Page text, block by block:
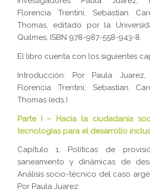
Florencia Trentini, Sebastian
Thomas, editado por la
Quilmes, ISBN 978-987-558-943-8.
El libro cuenta con los siguientes
Introducción. Por Paula Juarez,
Florencia Trentini, Sebastian
Thomas (eds.)
Parte I – Hacia la ciudadanía
tecnologías para el desarrollo
Capítulo 1. Políticas de
saneamiento y dinámicas de
Análisis socio-técnico del caso
Por Paula Juarez